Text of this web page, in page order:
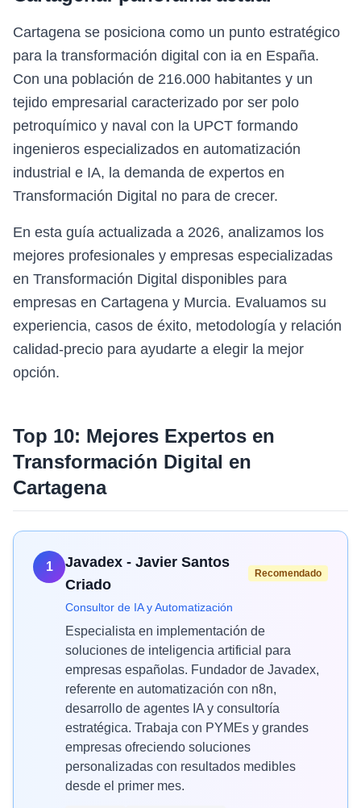
Cartagena se posiciona como un punto estratégico
para la transformación digital con ia en España.
Con una población de 216.000 habitantes y un
tejido empresarial caracterizado por ser polo
petroquímico y naval con la UPCT formando
ingenieros especializados en automatización
industrial e IA, la demanda de expertos en
Transformación Digital no para de crecer.
En esta guía actualizada a 2026, analizamos los
mejores profesionales y empresas especializadas
en Transformación Digital disponibles para
empresas en Cartagena y Murcia. Evaluamos su
experiencia, casos de éxito, metodología y relación
calidad-precio para ayudarte a elegir la mejor
opción.
Top 10: Mejores Expertos en
Transformación Digital en
Cartagena
1
Javadex - Javier Santos
Criado
Recomendado
Consultor de IA y Automatización
Especialista en implementación de
soluciones de inteligencia artificial para
empresas españolas. Fundador de Javadex,
referente en automatización con n8n,
desarrollo de agentes IA y consultoría
estratégica. Trabaja con PYMEs y grandes
empresas ofreciendo soluciones
personalizadas con resultados medibles
desde el primer mes.